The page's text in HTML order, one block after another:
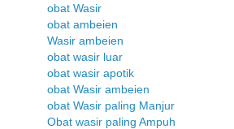
obat Wasir
obat ambeien
Wasir ambeien
obat wasir luar
obat wasir apotik
obat Wasir ambeien
obat Wasir paling Manjur
Obat wasir paling Ampuh